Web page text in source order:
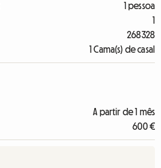
1 pessoa
1
268328
1 Cama(s) de casal
A partir de 1 mês
600 €